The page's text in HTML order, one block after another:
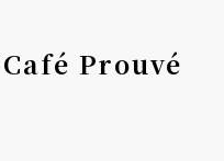
Café Prouvé